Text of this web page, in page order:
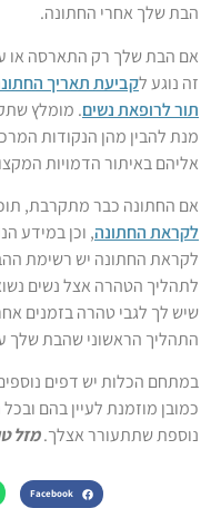
הבת שלך אחרי החתונה.
אם הבת שלך רק התארסה או
זה נוגע לקביעת תאריך
תור לרופאת נשים. מומלץ
מנת להבין מהן הנקודות
אליהם באיתור הדמויות
אם החתונה כבר מתקרבת,
לקראת החתונה, וכן במידע
לקראת החתונה יש רשימת
לתהליך הטהרה אצל נשים
שיש לך לגבי טהרה בזמנים
התהליך הראשוני שהבת שלך
במתחם הכלות יש דפים
כמובן מוזמנת לעיין בהם
נוספת שתתעורר אצלך.מזל
Facebook